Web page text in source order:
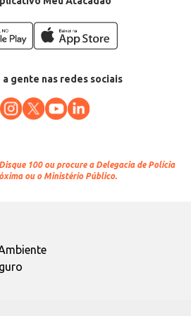
a gente nas redes sociais
100 ou procure a Delegacia de Polícia
ou o Ministério Público.